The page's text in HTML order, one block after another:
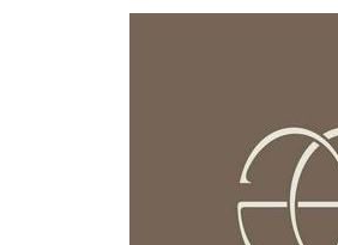
HOBI & KOLEKSI MOBIL